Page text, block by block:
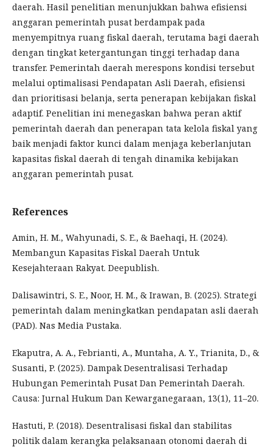
daerah. Hasil penelitian menunjukkan bahwa efisiensi
anggaran pemerintah pusat berdampak pada
menyempitnya ruang fiskal daerah, terutama bagi daerah
dengan tingkat ketergantungan tinggi terhadap dana
transfer. Pemerintah daerah merespons kondisi tersebut
melalui optimalisasi Pendapatan Asli Daerah, efisiensi
dan prioritisasi belanja, serta penerapan kebijakan fiskal
adaptif. Penelitian ini menegaskan bahwa peran aktif
pemerintah daerah dan penerapan tata kelola fiskal yang
baik menjadi faktor kunci dalam menjaga keberlanjutan
kapasitas fiskal daerah di tengah dinamika kebijakan
anggaran pemerintah pusat.
References
Amin, H. M., Wahyunadi, S. E., & Baehaqi, H. (2024).
Membangun Kapasitas Fiskal Daerah Untuk
Kesejahteraan Rakyat. Deepublish.
Dalisawintri, S. E., Noor, H. M., & Irawan, B. (2025). Strategi
pemerintah dalam meningkatkan pendapatan asli daerah
(PAD). Nas Media Pustaka.
Ekaputra, A. A., Febrianti, A., Muntaha, A. Y., Trianita, D., &
Susanti, P. (2025). Dampak Desentralisasi Terhadap
Hubungan Pemerintah Pusat Dan Pemerintah Daerah.
Causa: Jurnal Hukum Dan Kewarganegaraan, 13(1), 11–20.
Hastuti, P. (2018). Desentralisasi fiskal dan stabilitas
politik dalam kerangka pelaksanaan otonomi daerah di